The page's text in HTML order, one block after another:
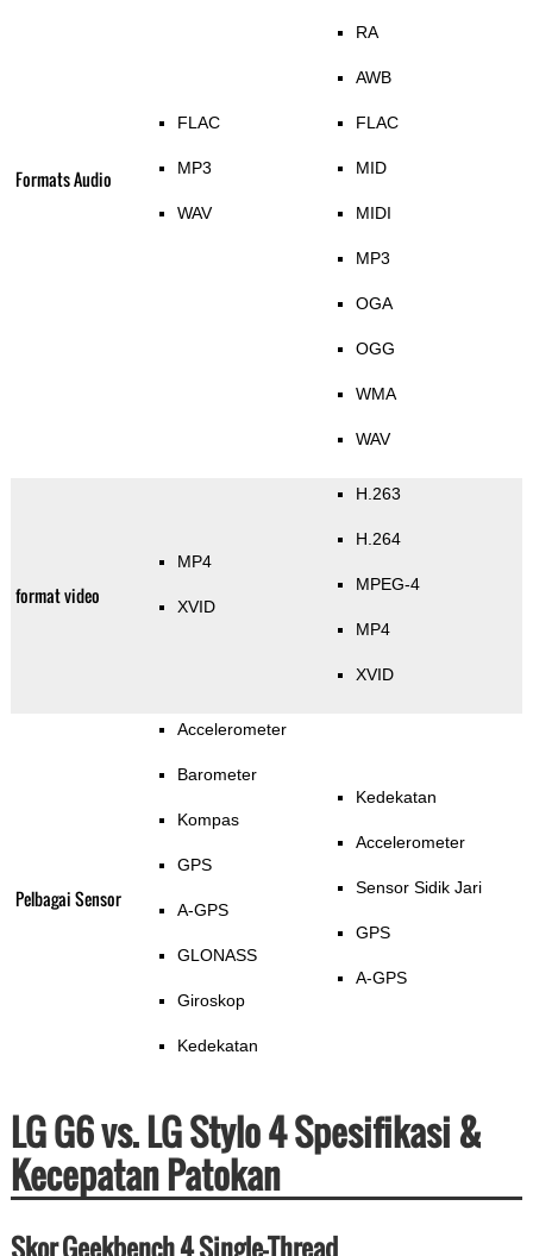
Formats Audio
FLAC
MP3
WAV
RA
AWB
FLAC
MID
MIDI
MP3
OGA
OGG
WMA
WAV
format video
MP4
XVID
H.263
H.264
MPEG-4
MP4
XVID
Pelbagai Sensor
Accelerometer
Barometer
Kompas
GPS
A-GPS
GLONASS
Giroskop
Kedekatan
Kedekatan
Accelerometer
Sensor Sidik Jari
GPS
A-GPS
LG G6 vs. LG Stylo 4 Spesifikasi &
Kecepatan Patokan
Skor Geekbench 4 Single-Thread